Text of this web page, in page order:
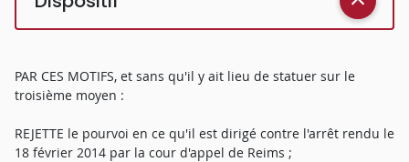
PAR CES MOTIFS, et sans qu'il y ait lieu de statuer sur le
troisième moyen :
REJETTE le pourvoi en ce qu'il est dirigé contre l'arrêt rendu le
18 février 2014 par la cour d'appel de Reims ;